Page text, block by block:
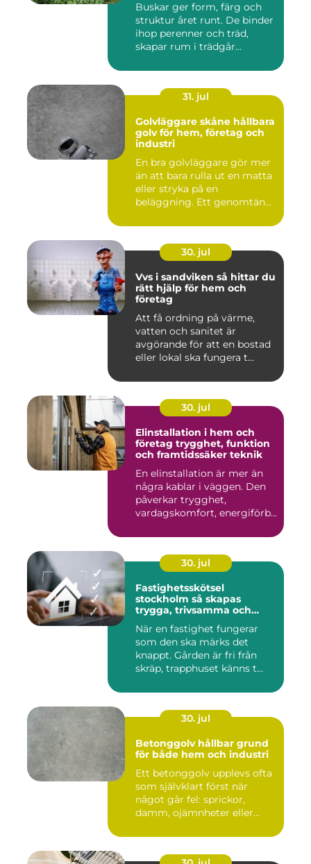
Buskar ger form, färg och
struktur året runt. De binder
ihop perenner och träd,
skapar rum i trädgår...
31. jul
Golvläggare skåne hållbara
golv för hem, företag och
industri
En bra golvläggare gör mer
än att bara rulla ut en matta
eller stryka på en
beläggning. Ett genomtän...
30. jul
Vvs i sandviken så hittar du
rätt hjälp för hem och
företag
Att få ordning på värme,
vatten och sanitet är
avgörande för att en bostad
eller lokal ska fungera t...
30. jul
Elinstallation i hem och
företag trygghet, funktion
och framtidssäker teknik
En elinstallation är mer än
några kablar i väggen. Den
påverkar trygghet,
vardagskomfort, energiförb...
30. jul
Fastighetsskötsel
stockholm så skapas
trygga, trivsamma och
När en fastighet fungerar
som den ska märks det
knappt. Gården är fri från
skräp, trapphuset känns t...
30. jul
Betonggolv hållbar grund
för både hem och industri
Ett betonggolv upplevs ofta
som självklart först när
något går fel: sprickor,
damm, ojämnheter eller...